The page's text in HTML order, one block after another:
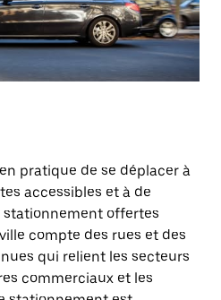
pratique de se déplacer à
accessibles et à de
stationnement offertes
compte des rues et des
qui relient les secteurs
commerciaux et les